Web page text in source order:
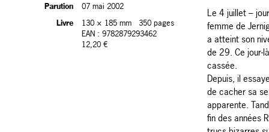
Parution
07 mai 2002
Livre
130 × 185 mm
350 pages
EAN : 9782879293462
12,20 €
Le 4 juillet –
femme de
a atteint son
de 29. Ce jour-
cassée.
Depuis, il
de cacher sa
apparente.
fin des années